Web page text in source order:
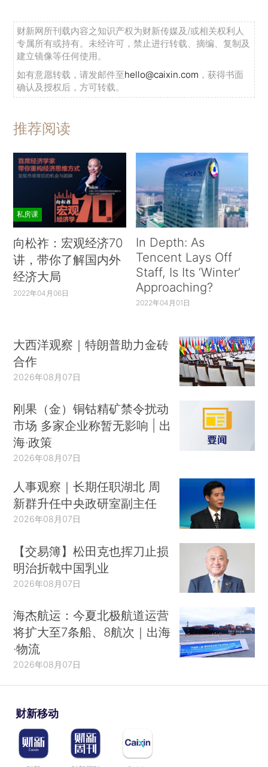
财新网所刊载内容之知识产权为财新传媒及/或相关权利人
专属所有或持有。未经许可，禁止进行转载、摘编、复制及
建立镜像等任何使用。
如有意愿转载，请发邮件至hello@caixin.com ，获得书面
确认及授权后，方可转载。
推荐阅读
私房课
向松祚：宏观经济70
讲，带你了解国内外
经济大局
2022年04月06日
In Depth: As
Tencent Lays Off
Staff, Is Its ‘Winter’
Approaching?
2022年04月01日
大西洋观察｜特朗普助力金砖
合作
2026年08月07日
刚果（金）铜钴精矿禁令扰动
市场 多家企业称暂无影响 | 出
海·政策
2026年08月07日
人事观察｜长期任职湖北 周
新群升任中央政研室副主任
2026年08月07日
【交易簿】松田克也挥刀止损
明治折戟中国乳业
2026年08月07日
海杰航运：今夏北极航道运营
将扩大至7条船、8航次｜出海
·物流
2026年08月07日
财新移动